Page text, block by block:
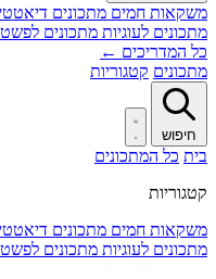
משקאות חמים מתכונים
מתכונים לעוגיות מתכונים
כל המדריכים ←
מתכונים קטגוריות
חיפוש
בית כל המתכונים
קטגוריות
משקאות חמים מתכונים
מתכונים לעוגיות מתכונים